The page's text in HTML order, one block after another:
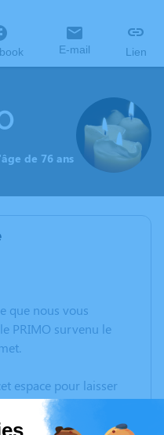
E-mail Lien
de 76 ans
que nous vous
PRIMO survenu le
espace pour laisser
photos souvenirs, une
à travers des